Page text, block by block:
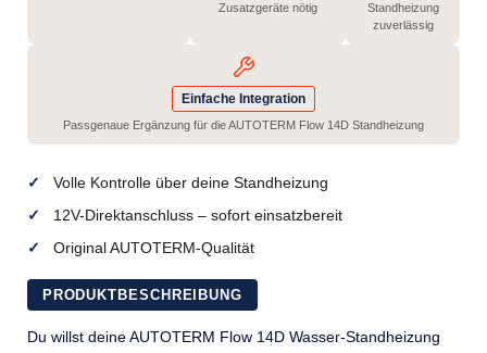
Zusatzgeräte nötig
Standheizung
zuverlässig
Einfache Integration
Passgenaue Ergänzung für die AUTOTERM Flow 14D Standheizung
Volle Kontrolle über deine Standheizung
12V-Direktanschluss – sofort einsatzbereit
Original AUTOTERM-Qualität
PRODUKTBESCHREIBUNG
Du willst deine AUTOTERM Flow 14D Wasser-Standheizung